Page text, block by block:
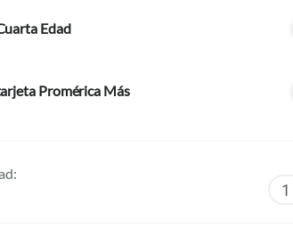
Edad
Promérica Más